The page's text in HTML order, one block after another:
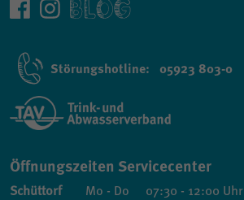
Störungshotline: 05923 803-0
Öffnungszeiten Servicecenter
Schüttorf Mo - Do
07:30 - 12:00 Uhr